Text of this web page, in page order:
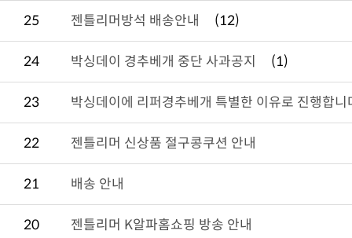
25 젠틀리머방석 배송안내 (12)
24 박싱데이 경추베개 중단 사과공지 (1)
23 박싱데이에 리퍼경추베개 특별한 이유로 진행합니
22 젠틀리머 신상품 절구콩쿠션 안내
21 배송 안내
20 젠틀리머 K알파홈쇼핑 방송 안내